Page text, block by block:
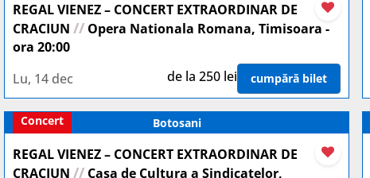
REGAL VIENEZ – CONCERT EXTRAORDINAR DE
CRACIUN // Opera Nationala Romana, Timisoara -
ora 20:00
Lu, 14 dec
de la 250 lei cumpără bilet
Botosani
Concert
REGAL VIENEZ – CONCERT EXTRAORDINAR DE
CRACIUN // Casa de Cultura a Sindicatelor,